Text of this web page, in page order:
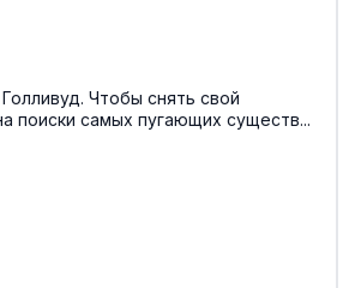
Чтобы снять свой
поиски самых пугающих существ...